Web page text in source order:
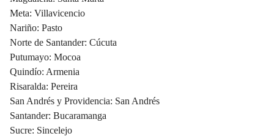
Meta: Villavicencio
Nariño: Pasto
Norte de Santander: Cúcuta
Putumayo: Mocoa
Quindío: Armenia
Risaralda: Pereira
San Andrés y Providencia: San Andrés
Santander: Bucaramanga
Sucre: Sincelejo